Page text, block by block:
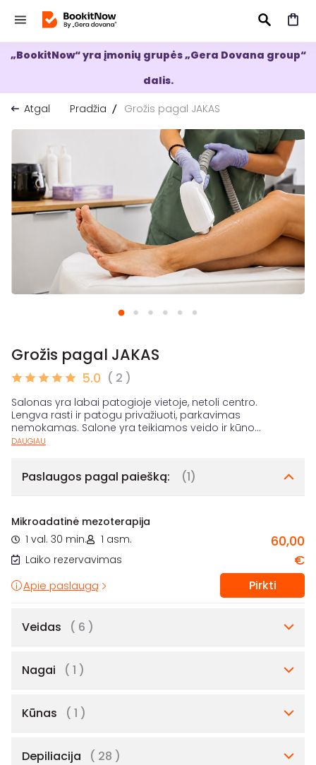
IEŠKOTI
„BookitNow“ yra įmonių grupės „Gera Dovana group“
dalis.
Atgal
Pradžia Grožis pagal JAKAS
Grožis pagal JAKAS
5.0 ( 2 )
Salonas yra labai patogioje vietoje, netoli centro.
Lengva rasti ir patogu privažiuoti, parkavimas
nemokamas. Salone yra teikiamos veido ir kūno...
DAUGIAU
Paslaugos pagal paiešką: (1)
Mikroadatinė mezoterapija
1 val. 30 min.
1 asm.
Laiko rezervavimas
60,00
€
Apie paslaugą Pirkti
Veidas ( 6 )
Nagai ( 1 )
Kūnas ( 1 )
Depiliacija ( 28 )